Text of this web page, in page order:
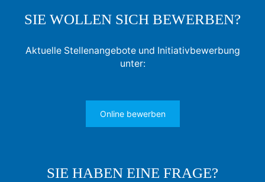
SIE WOLLEN SICH BEWERBEN?
Aktuelle Stellenangebote und Initiativbewerbung
unter:
Online bewerben
SIE HABEN EINE FRAGE?